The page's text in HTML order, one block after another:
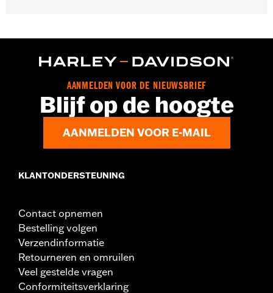
AANMELDEN VOOR DE NIEUWSBRIEF
Blijf op de hoogte
AANMELDEN VOOR E-MAIL
KLANTONDERSTEUNING
Contact opnemen
Bestelling volgen
Verzendinformatie
Retourneren en omruilen
Veel gestelde vragen
Conformiteitsverklaring